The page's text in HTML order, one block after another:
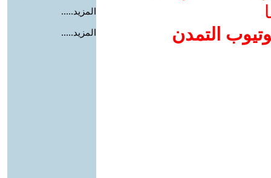
التمدن
المزيد.....
المزيد.....